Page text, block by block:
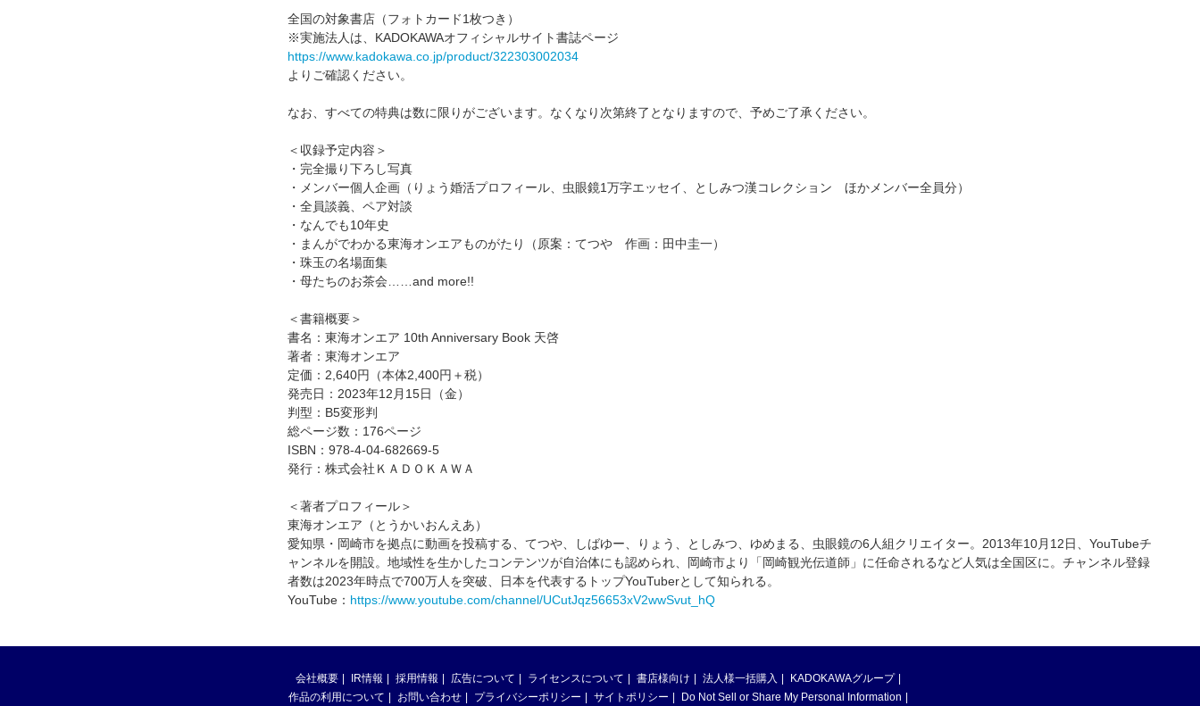
全国の対象書店（フォトカード1枚つき）
※実施法人は、KADOKAWAオフィシャルサイト書誌ページ
https://www.kadokawa.co.jp/product/322303002034
よりご確認ください。
なお、すべての特典は数に限りがございます。なくなり次第終了となりますので、予めご了承ください。
＜収録予定内容＞
・完全撮り下ろし写真
・メンバー個人企画（りょう婚活プロフィール、虫眼鏡1万字エッセイ、としみつ漢コレクション ほかメンバー全員分）
・全員談義、ペア対談
・なんでも10年史
・まんがでわかる東海オンエアものがたり（原案：てつや 作画：田中圭一）
・珠玉の名場面集
・母たちのお茶会……and more!!
＜書籍概要＞
書名：東海オンエア 10th Anniversary Book 天啓
著者：東海オンエア
定価：2,640円（本体2,400円＋税）
発売日：2023年12月15日（金）
判型：B5変形判
総ページ数：176ページ
ISBN：978-4-04-682669-5
発行：株式会社ＫＡＤＯＫＡＷＡ
＜著者プロフィール＞
東海オンエア（とうかいおんえあ）
愛知県・岡崎市を拠点に動画を投稿する、てつや、しばゆー、りょう、としみつ、ゆめまる、虫眼鏡の6人組クリエイター。2013年10月12日、YouTubeチ
ャンネルを開設。地域性を生かしたコンテンツが自治体にも認められ、岡崎市より「岡崎観光伝道師」に任命されるなど人気は全国区に。チャンネル登録
者数は2023年時点で700万人を突破、日本を代表するトップYouTuberとして知られる。
YouTube： https://www.youtube.com/channel/UCutJqz56653xV2wwSvut_hQ
会社概要 IR情報 採用情報 広告について ライセンスについて 書店様向け 法人様一括購入
KADOKAWAグループ
作品の利用について
お問い合わせ プライバシーポリシー サイトポリシー Do Not Sell or Share My Personal Information